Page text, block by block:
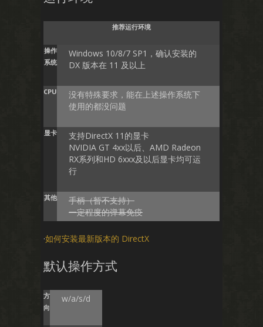
推荐运行环境
操作
系统
Windows 10/8/7 SP1，确认安装的
DX 版本在 11 及以上
CPU
没有特殊要求，能在上述操作系统下
使用的都没问题
显卡
支持DirectX 11的显卡
NVIDIA GT 4xx以后、AMD Radeon
RX系列和HD 6xxx及以后显卡均可运
行
其他
手柄（暂不支持）
一定程度的弹幕免疫
·如何安装最新版本的 DirectX
默认操作方式
方
向
w/a/s/d